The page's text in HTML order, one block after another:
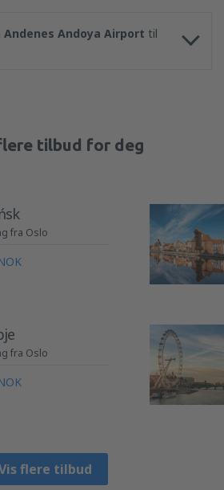
Andenes Andoya Airport til
tilbud for deg
fra Oslo
fra Oslo
flere tilbud